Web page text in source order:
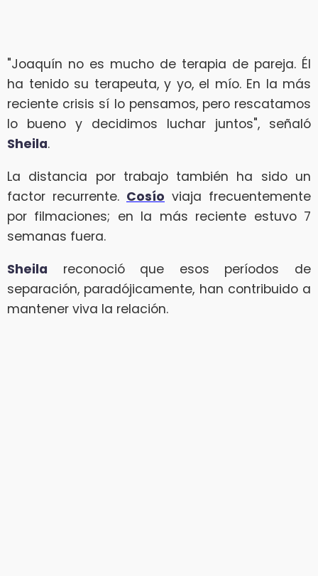
"Joaquín no es mucho de terapia de pareja. Él
ha tenido su terapeuta, y yo, el mío. En la más
reciente crisis sí lo pensamos, pero rescatamos
lo bueno y decidimos luchar juntos", señaló
Sheila.
La distancia por trabajo también ha sido un
factor recurrente. Cosío viaja frecuentemente
por filmaciones; en la más reciente estuvo 7
semanas fuera.
Sheila reconoció que esos períodos de
separación, paradójicamente, han contribuido a
mantener viva la relación.